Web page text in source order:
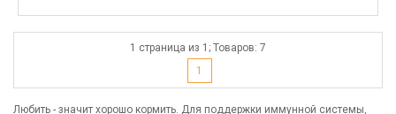
1 страница из 1; Товаров: 7
1
Любить - значит хорошо кормить. Для поддержки иммунной системы,